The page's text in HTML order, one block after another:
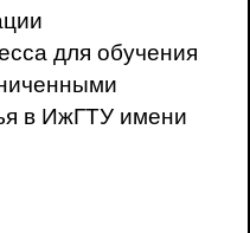
для обучения
в ИжГТУ имени